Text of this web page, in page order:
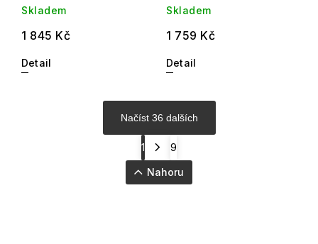
Skladem
1 845 Kč
Detail
Skladem
1 759 Kč
Detail
Načíst 36 dalších
1 9
Nahoru